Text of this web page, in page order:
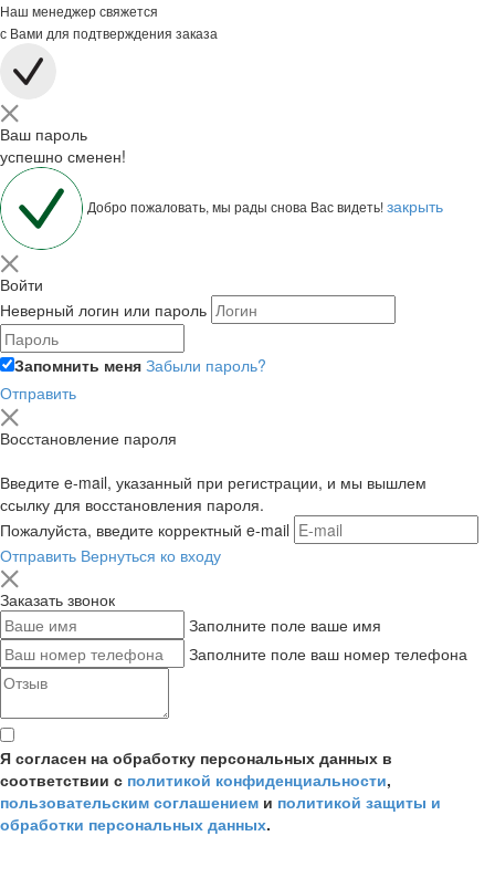
Наш менеджер свяжется
с Вами для подтверждения заказа
Ваш пароль
успешно сменен!
Добро пожаловать, мы рады снова Вас видеть!закрыть
Войти
Неверный логин или пароль
Запомнить меня Забыли пароль?
Отправить
Восстановление пароля
Введите e-mail, указанный при регистрации, и мы вышлем
ссылку для восстановления пароля.
Пожалуйста, введите корректный e-mail
Отправить Вернуться ко входу
Заказать звонок
Заполните поле ваше имя
Заполните поле ваш номер телефона
Я согласен на обработку персональных данных в
соответствии с политикой конфиденциальности,
пользовательским соглашением и политикой защиты и
обработки персональных данных.